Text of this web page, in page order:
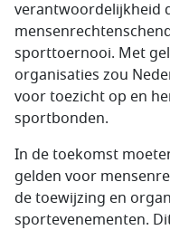
verantwoordelijkheid
sporttoernooi. Met
organisaties zou
voor toezicht op en
sportbonden.
In de toekomst
gelden voor
de toewijzing en
sportevenementen.